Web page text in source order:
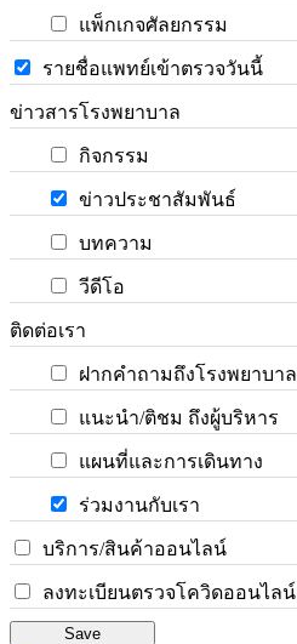
แพ็กเกจศัลยกรรม
รายชื่อแพทย์เข้าตรวจวันนี้
ข่าวสารโรงพยาบาล
กิจกรรม
ข่าวประชาสัมพันธ์
บทความ
วีดีโอ
ติดต่อเรา
ฝากคำถามถึงโรงพยาบาล
แนะนำ/ติชม ถึงผู้บริหาร
แผนที่และการเดินทาง
ร่วมงานกับเรา
บริการ/สินค้าออนไลน์
ลงทะเบียนตรวจโควิดออนไลน์
Save